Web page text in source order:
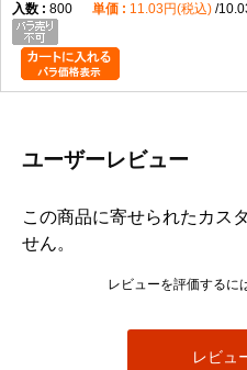
800
11.03円(税込)
ユーザーレビュー
この商品に寄せられたカス
せん。
レビューを評価するに
レビュ